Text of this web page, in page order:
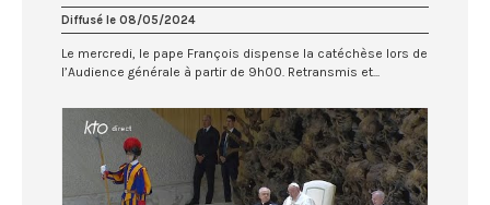
Diffusé le 08/05/2024
Le mercredi, le pape François dispense la catéchèse lors de
l’Audience générale à partir de 9h00. Retransmis et...